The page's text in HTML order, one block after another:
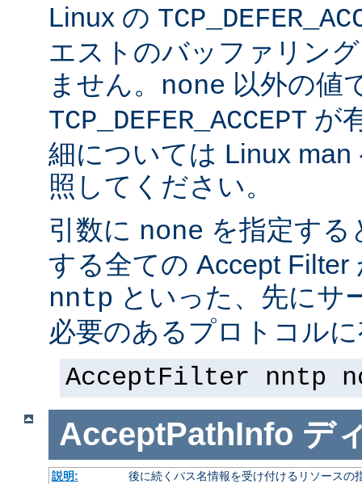
Linux の
エストのバッファリン
ません。 none 以外の値
TCP_DEFER_ACCEPT が
細については Linux
照してください。
引数に none を指定す
する全ての Accept Filter
nntp といった、先にサ
必要のあるプロトコル
AcceptFilter nntp
AcceptPathInfo デ
説明:
後に続くパス名情報を受け付けるリソースの